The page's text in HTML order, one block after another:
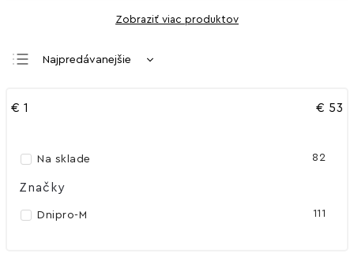
Zobraziť viac produktov
Najpredávanejšie
€ 1 € 53
Na sklade 82
Značky
Dnipro-M 111